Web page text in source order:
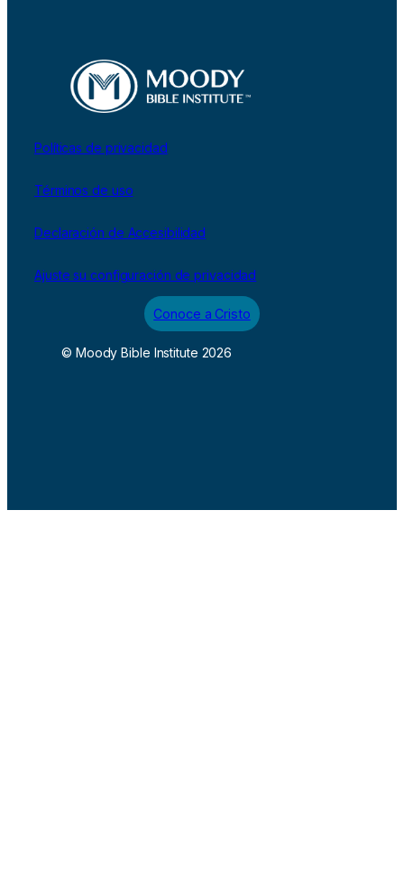
Políticas de privacidad
Términos de uso
Declaración de Accesibilidad
Ajuste su configuración de privacidad
Conoce a Cristo
© Moody Bible Institute 2026